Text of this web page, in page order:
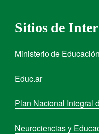
Sitios de
Ministerio de
Educ.ar
Plan Nacional Integral
Neurociencias y